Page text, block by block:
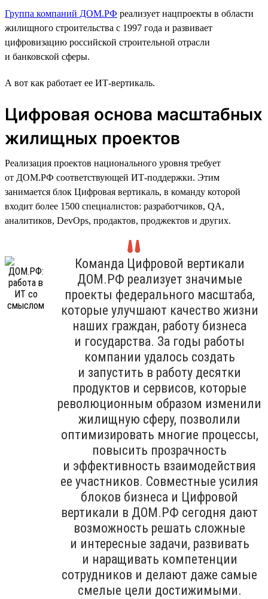
Группа компаний ДОМ.РФ реализует нацпроекты в области
жилищного строительства с 1997 года и развивает
цифровизацию российской строительной отрасли
и банковской сферы.
А вот как работает ее ИТ-вертикаль.
Цифровая основа масштабных
жилищных проектов
Реализация проектов национального уровня требует
от ДОМ.РФ соответствующей ИТ-поддержки. Этим
занимается блок Цифровая вертикаль, в команду которой
входит более 1500 специалистов: разработчиков, QA,
аналитиков, DevOps, продактов, проджектов и других.
Команда Цифровой вертикали
ДОМ.РФ реализует значимые
проекты федерального масштаба,
которые улучшают качество жизни
наших граждан, работу бизнеса
и государства. За годы работы
компании удалось создать
и запустить в работу десятки
продуктов и сервисов, которые
революционным образом изменили
жилищную сферу, позволили
оптимизировать многие процессы,
повысить прозрачность
и эффективность взаимодействия
ее участников. Совместные усилия
блоков бизнеса и Цифровой
вертикали в ДОМ.РФ сегодня дают
возможность решать сложные
и интересные задачи, развивать
и наращивать компетенции
сотрудников и делают даже самые
смелые цели достижимыми.